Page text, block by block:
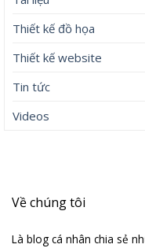
Thiết kế đồ họa
Thiết kế website
Tin tức
Videos
Về chúng tôi
Là blog cá nhân chia sẻ